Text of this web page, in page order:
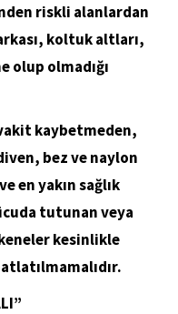
riskli alanlardan
koltuk altları,
olup olmadığı
kaybetmeden,
bez ve naylon
en yakın sağlık
tutunan veya
kesinlikle